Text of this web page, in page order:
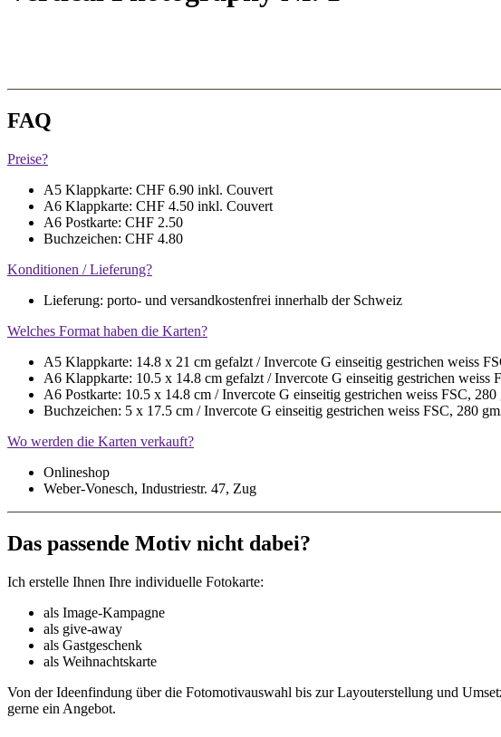
FAQ
Preise?
A5 Klappkarte: CHF 6.90 inkl. Couvert
A6 Klappkarte: CHF 4.50 inkl. Couvert
A6 Postkarte: CHF 2.50
Buchzeichen: CHF 4.80
Konditionen / Lieferung?
Lieferung: porto- und versandkostenfrei innerhalb der Schweiz
Welches Format haben die Karten?
A5 Klappkarte: 14.8 x 21 cm gefalzt / Invercote G einseitig gestrichen weiss
A6 Klappkarte: 10.5 x 14.8 cm gefalzt / Invercote G einseitig gestrichen weiss
A6 Postkarte: 10.5 x 14.8 cm / Invercote G einseitig gestrichen weiss FSC, 280
Buchzeichen: 5 x 17.5 cm / Invercote G einseitig gestrichen weiss FSC, 280
Wo werden die Karten verkauft?
Onlineshop
Weber-Vonesch, Industriestr. 47, Zug
Das passende Motiv nicht dabei?
Ich erstelle Ihnen Ihre individuelle Fotokarte:
als Image-Kampagne
als give-away
als Gastgeschenk
als Weihnachtskarte
Von der Ideenfindung über die Fotomotivauswahl bis zur Layouterstellung und
gerne ein Angebot.